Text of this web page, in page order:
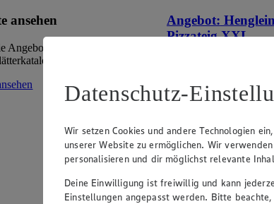
ansehen
Angebote deines Marktes im
an.
Angebot:
Pizzateig XXL
Rabattierter Preis
-60% Rabatt)
auf Backpapier,
550g Packung, (1kg =
Datenschutz-
Wir setzen Cookies und andere Technologien
unserer Website zu ermöglichen. Wir
personalisieren und dir möglichst relevante
Deine Einwilligung ist freiwillig und kann
Einstellungen angepasst werden. Bitte